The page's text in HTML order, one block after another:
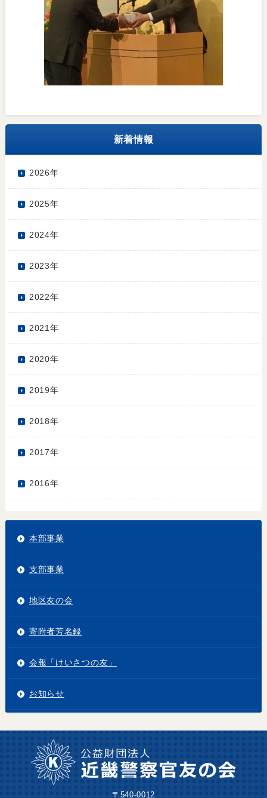
新着情報
2026年
2025年
2024年
2023年
2022年
2021年
2020年
2019年
2018年
2017年
2016年
本部事業
支部事業
地区友の会
寄附者芳名録
会報「けいさつの友」
お知らせ
〒540-0012